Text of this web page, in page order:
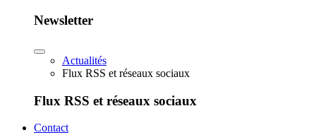
Newsletter
Actualités
Flux RSS et réseaux sociaux
Flux RSS et réseaux sociaux
Contact